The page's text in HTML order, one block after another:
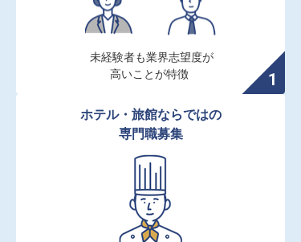
未経験者も業界志望度が
高いことが特徴
ホテル・旅館ならではの
専門職募集